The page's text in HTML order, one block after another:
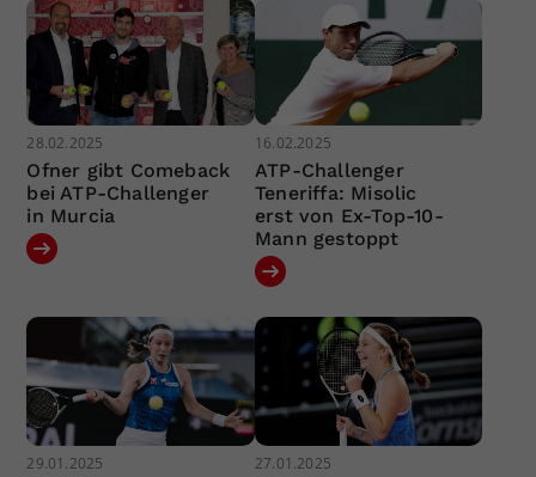
28.02.2025
Ofner gibt Comeback
bei ATP-Challenger
in Murcia
16.02.2025
ATP-Challenger
Teneriffa: Misolic
erst von Ex-Top-10-
Mann gestoppt
29.01.2025 27.01.2025